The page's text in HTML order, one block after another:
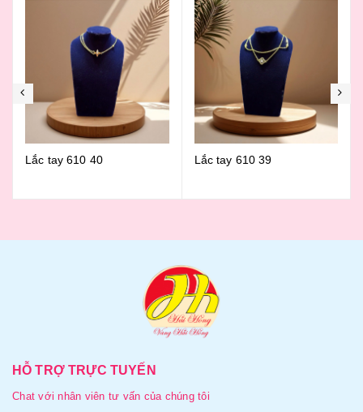
Lắc tay 610 39 Lắc tay 610 38
HỖ TRỢ TRỰC TUYẾN
Chat với nhân viên tư vấn của chúng tôi